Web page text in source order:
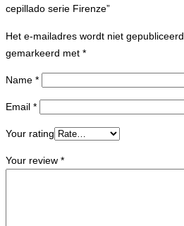
cepillado serie Firenze”
Het e-mailadres wordt niet gepubliceerd.
gemarkeerd met *
Name *
Email *
Your rating
Your review *